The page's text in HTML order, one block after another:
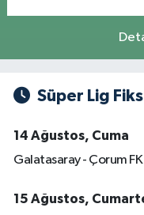
Süper Lig
14 Ağustos, Cuma
Galatasaray - Çorum FK
15 Ağustos,